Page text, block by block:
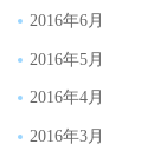
2016年6月
2016年5月
2016年4月
2016年3月